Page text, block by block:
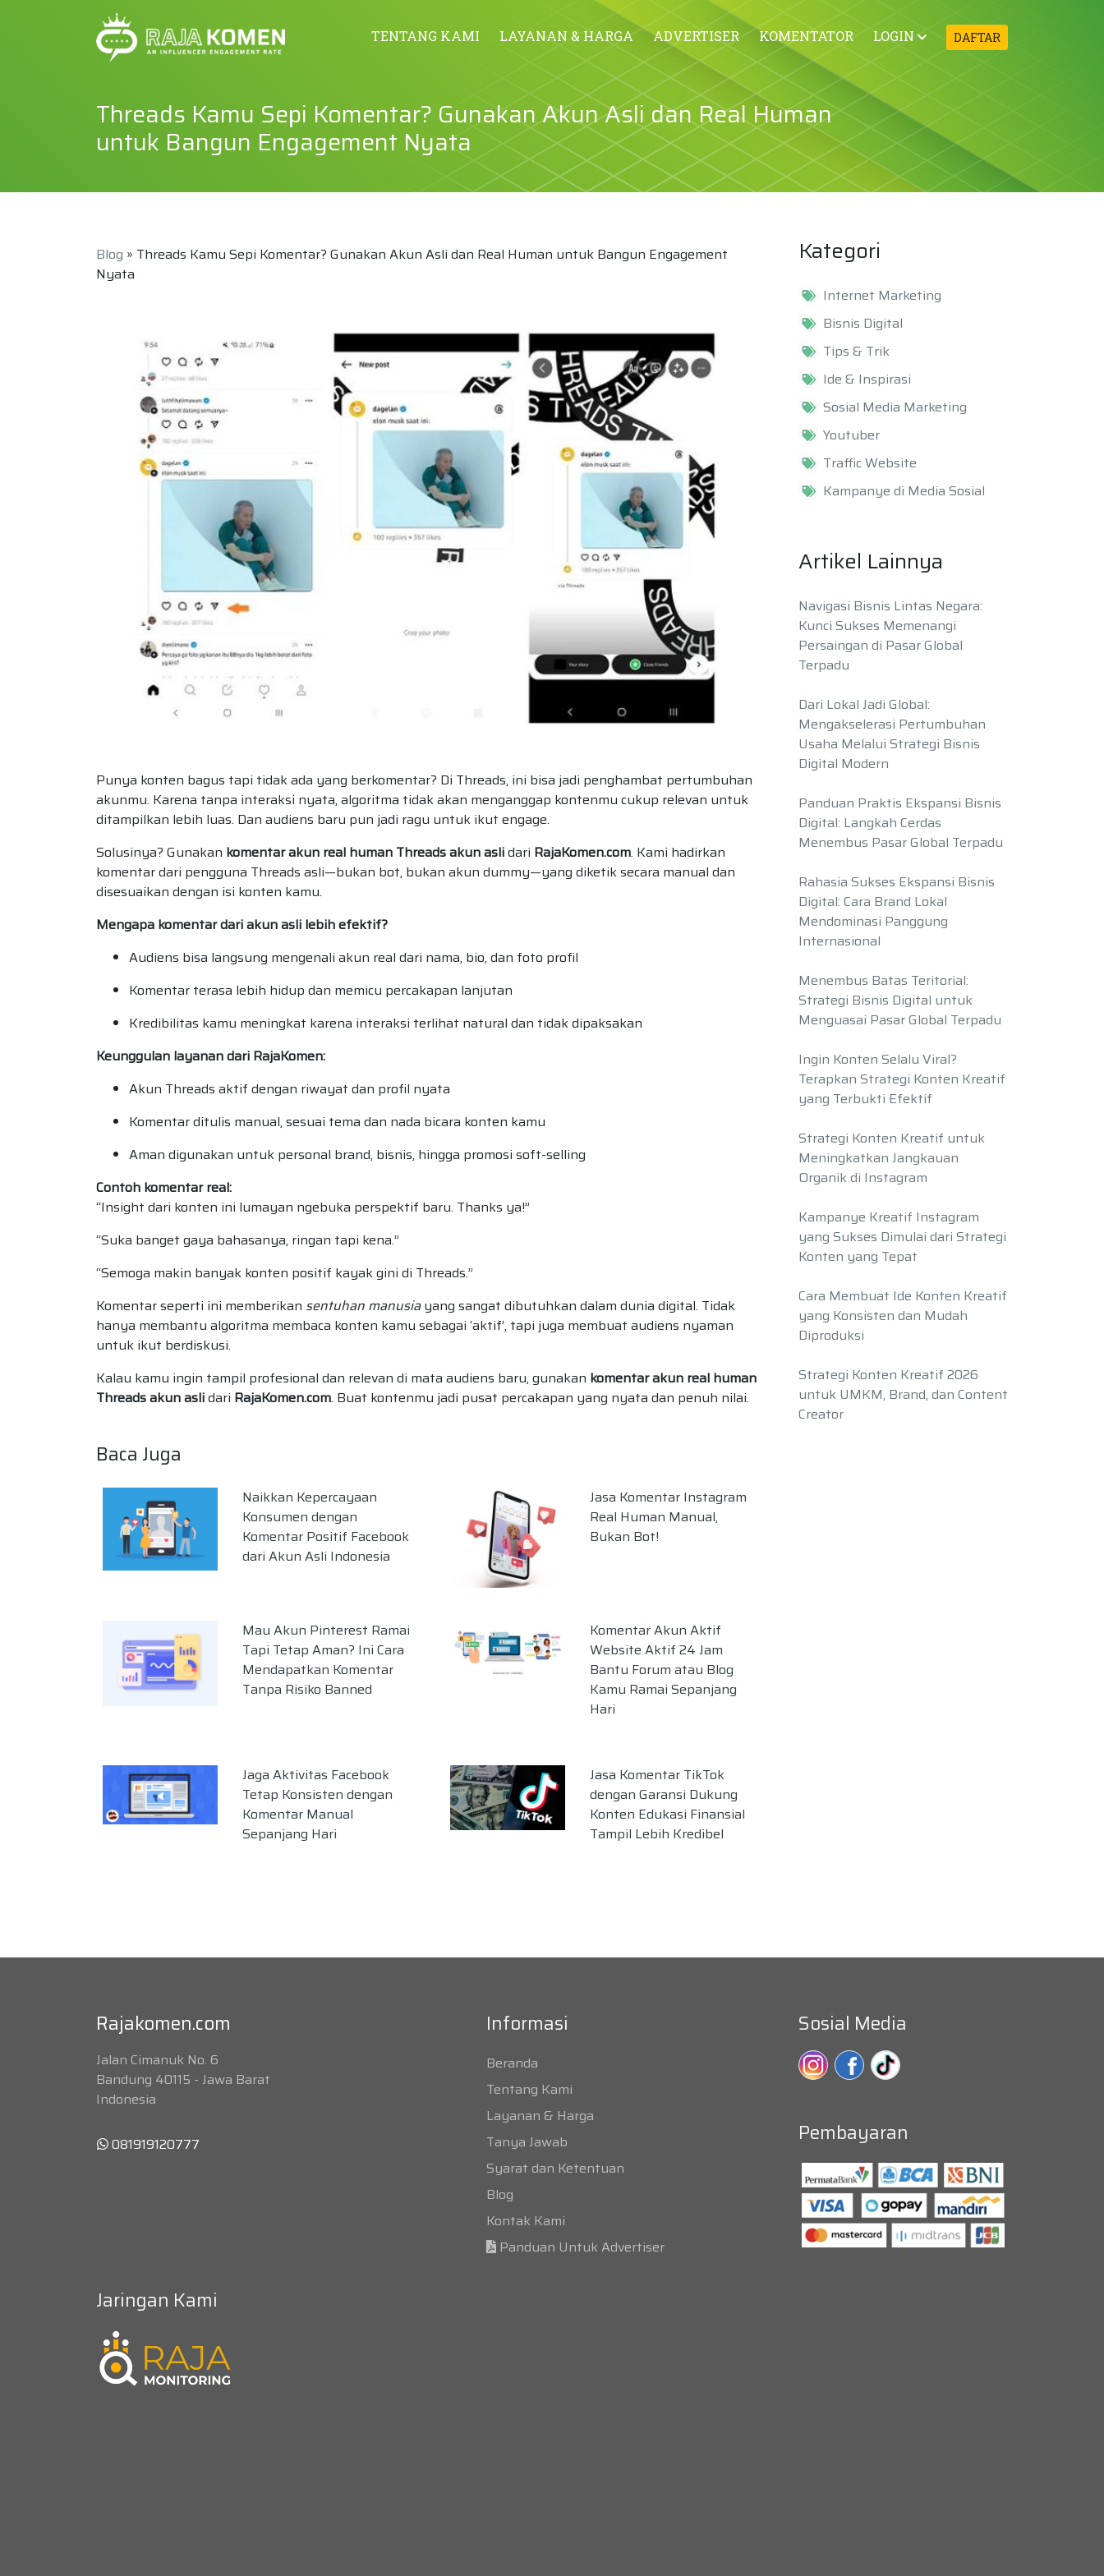
TENTANG KAMI LAYANAN & HARGA ADVERTISER KOMENTATOR LOGIN DAFTAR
Threads Kamu Sepi Komentar? Gunakan Akun Asli dan Real Human
untuk Bangun Engagement Nyata
Blog » Threads Kamu Sepi Komentar? Gunakan Akun Asli dan Real Human untuk Bangun Engagement
Nyata
Punya konten bagus tapi tidak ada yang berkomentar? Di Threads, ini bisa jadi penghambat pertumbuhan
akunmu. Karena tanpa interaksi nyata, algoritma tidak akan menganggap kontenmu cukup relevan untuk
ditampilkan lebih luas. Dan audiens baru pun jadi ragu untuk ikut engage.
Solusinya? Gunakan komentar akun real human Threads akun aslidari RajaKomen.com. Kami hadirkan
komentar dari pengguna Threads asli—bukan bot, bukan akun dummy—yang diketik secara manual dan
disesuaikan dengan isi konten kamu.
Mengapa komentar dari akun asli lebih efektif?
Audiens bisa langsung mengenali akun real dari nama, bio, dan foto profil
Komentar terasa lebih hidup dan memicu percakapan lanjutan
Kredibilitas kamu meningkat karena interaksi terlihat natural dan tidak dipaksakan
Keunggulan layanan dari RajaKomen:
Akun Threads aktif dengan riwayat dan profil nyata
Komentar ditulis manual, sesuai tema dan nada bicara konten kamu
Aman digunakan untuk personal brand, bisnis, hingga promosi soft-selling
Contoh komentar real:
“Insight dari konten ini lumayan ngebuka perspektif baru. Thanks ya!”
“Suka banget gaya bahasanya, ringan tapi kena.”
“Semoga makin banyak konten positif kayak gini di Threads.”
Komentar seperti ini memberikan sentuhan manusiayang sangat dibutuhkan dalam dunia digital. Tidak
hanya membantu algoritma membaca konten kamu sebagai ‘aktif’, tapi juga membuat audiens nyaman
untuk ikut berdiskusi.
Kalau kamu ingin tampil profesional dan relevan di mata audiens baru, gunakan komentar akun real human
Threads akun aslidari RajaKomen.com. Buat kontenmu jadi pusat percakapan yang nyata dan penuh nilai.
Baca Juga
Naikkan Kepercayaan
Konsumen dengan
Komentar Positif Facebook
dari Akun Asli Indonesia
Jasa Komentar Instagram
Real Human Manual,
Bukan Bot!
Mau Akun Pinterest Ramai
Tapi Tetap Aman? Ini Cara
Mendapatkan Komentar
Tanpa Risiko Banned
Komentar Akun Aktif
Website Aktif 24 Jam
Bantu Forum atau Blog
Kamu Ramai Sepanjang
Hari
Jaga Aktivitas Facebook
Tetap Konsisten dengan
Komentar Manual
Sepanjang Hari
Jasa Komentar TikTok
dengan Garansi Dukung
Konten Edukasi Finansial
Tampil Lebih Kredibel
Kategori
Internet Marketing
Bisnis Digital
Tips & Trik
Ide & Inspirasi
Sosial Media Marketing
Youtuber
Traffic Website
Kampanye di Media Sosial
Artikel Lainnya
Navigasi Bisnis Lintas Negara:
Kunci Sukses Memenangi
Persaingan di Pasar Global
Terpadu
Dari Lokal Jadi Global:
Mengakselerasi Pertumbuhan
Usaha Melalui Strategi Bisnis
Digital Modern
Panduan Praktis Ekspansi Bisnis
Digital: Langkah Cerdas
Menembus Pasar Global Terpadu
Rahasia Sukses Ekspansi Bisnis
Digital: Cara Brand Lokal
Mendominasi Panggung
Internasional
Menembus Batas Teritorial:
Strategi Bisnis Digital untuk
Menguasai Pasar Global Terpadu
Ingin Konten Selalu Viral?
Terapkan Strategi Konten Kreatif
yang Terbukti Efektif
Strategi Konten Kreatif untuk
Meningkatkan Jangkauan
Organik di Instagram
Kampanye Kreatif Instagram
yang Sukses Dimulai dari Strategi
Konten yang Tepat
Cara Membuat Ide Konten Kreatif
yang Konsisten dan Mudah
Diproduksi
Strategi Konten Kreatif 2026
untuk UMKM, Brand, dan Content
Creator
Rajakomen.com
Jalan Cimanuk No. 6
Bandung 40115 - Jawa Barat
Indonesia
081919120777
Informasi
Beranda
Tentang Kami
Layanan & Harga
Tanya Jawab
Syarat dan Ketentuan
Blog
Kontak Kami
Panduan Untuk Advertiser
Sosial Media
Pembayaran
Jaringan Kami